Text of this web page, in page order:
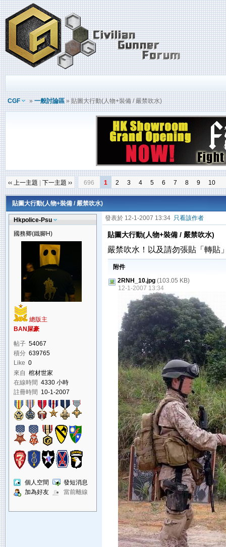
CGF »一般討論區» 貼圖大行動(人物+裝備 / 嚴禁吹水)
‹‹ 上一主題 下一主題 ›› 696 1 2 3 4 5 6 7 8 9 10
貼圖大行動(人物+裝備 / 嚴禁吹水)
Hkpolice-Psu
國務卿(鐵腳H)
總版主
BAN屎豪
帖子 54067
積分 639765
Like 0
來自 棺材世家
在線時間 4330 小時
註冊時間
10-1-2007
個人空間
發短消息
加為好友
當前離線
發表於 12-1-2007 13:34 只看該作者
貼圖大行動(人物+裝備 / 嚴禁吹水)
嚴禁吹水！以及請勿張貼「轉貼
附件
2RNH_10.jpg (103.05 KB)
12-1-2007 13:34